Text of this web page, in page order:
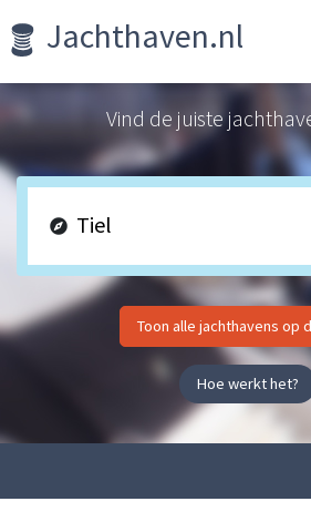
Jachthaven.nl
Vind de juiste
Toon alle jachthavens op
Hoe werkt het?